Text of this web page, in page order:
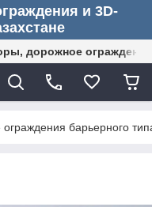
и 3D-
дорожное ограждение
барьерного